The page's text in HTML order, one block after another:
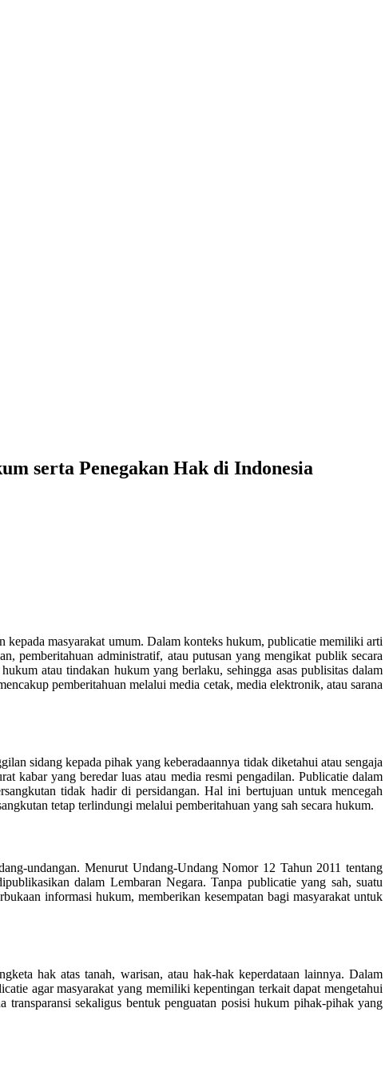
serta Penegakan Hak di Indonesia
kepada masyarakat umum. Dalam konteks hukum, publicatie memiliki arti
pemberitahuan administratif, atau putusan yang mengikat publik secara
atau tindakan hukum yang berlaku, sehingga asas publisitas dalam
pemberitahuan melalui media cetak, media elektronik, atau sarana
sidang kepada pihak yang keberadaannya tidak diketahui atau sengaja
kabar yang beredar luas atau media resmi pengadilan. Publicatie dalam
tidak hadir di persidangan. Hal ini bertujuan untuk mencegah
tetap terlindungi melalui pemberitahuan yang sah secara hukum.
undangan. Menurut Undang-Undang Nomor 12 Tahun 2011 tentang
dalam Lembaran Negara. Tanpa publicatie yang sah, suatu
informasi hukum, memberikan kesempatan bagi masyarakat untuk
hak atas tanah, warisan, atau hak-hak keperdataan lainnya. Dalam
agar masyarakat yang memiliki kepentingan terkait dapat mengetahui
transparansi sekaligus bentuk penguatan posisi hukum pihak-pihak yang